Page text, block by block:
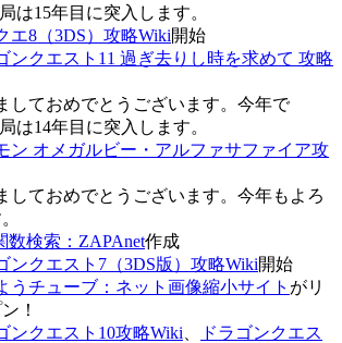
は15年目に突入します。
エ8（3DS）攻略Wiki開始
ンクエスト11 過ぎ去りし時を求めて 攻略
しておめでとうございます。今年で
は14年目に突入します。
ン オメガルビー・アルファサファイア攻
しておめでとうございます。今年もよろ
数検索：ZAPAnet作成
ンクエスト7（3DS版）攻略Wiki開始
うチューブ：ネット画像縮小サイト がリ
！
ンクエスト10攻略Wiki
ドラゴンクエス